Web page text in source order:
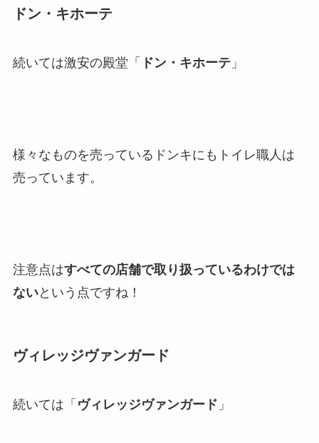
ドン・キホーテ
続いては激安の殿堂「 ドン・キホーテ」
様々なものを売っているドンキにもトイレ職人は
売っています。
注意点はすべての店舗で取り扱っているわけでは
ないという点ですね！
ヴィレッジヴァンガード
続いては「 ヴィレッジヴァンガード 」